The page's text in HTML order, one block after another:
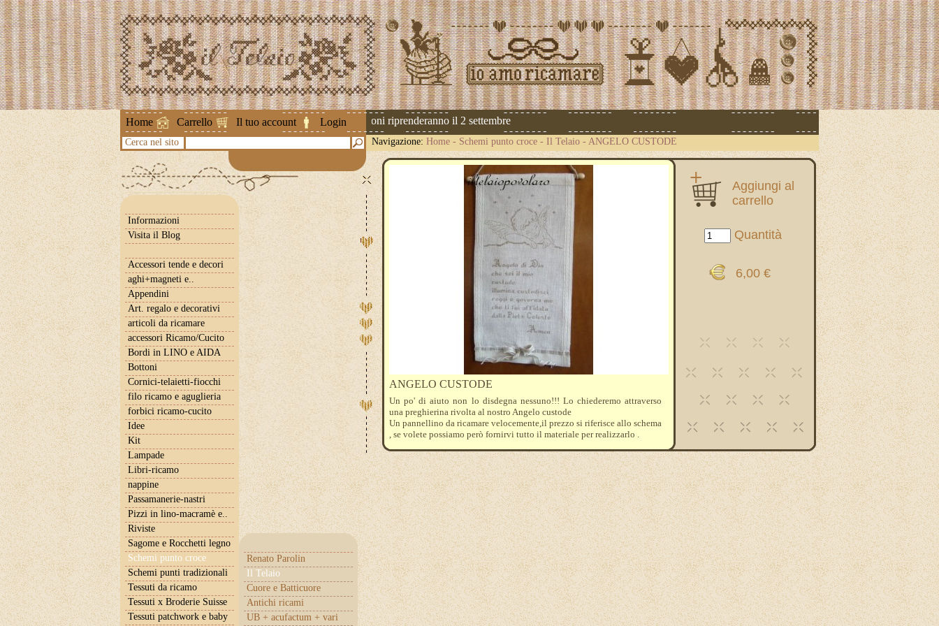
Home Carrello Il tuo account Login
Attenzione ! Le spedizioni riprenderanno il 2 settembre
Cerca nel sito Navigazione: Home - Schemi punto croce - Il Telaio - ANGELO CUSTODE
Informazioni
Visita il Blog
Accessori tende e decori
aghi+magneti e..
Appendini
Art. regalo e decorativi
articoli da ricamare
accessori Ricamo/Cucito
Bordi in LINO e AIDA
Bottoni
Cornici-telaietti-fiocchi
filo ricamo e aguglieria
forbici ricamo-cucito
Idee
Kit
Lampade
Libri-ricamo
nappine
Passamanerie-nastri
Pizzi in lino-macramè e..
Riviste
Sagome e Rocchetti legno
Schemi punto croce
Renato Parolin
Il Telaio
Cuore e Batticuore
Antichi ricami
UB + acufactum + vari
Schemi punti tradizionali
Tessuti da ricamo
Tessuti x Broderie Suisse
Tessuti patchwork e baby
Aggiungi al
carrello
Quantità
6,00 €
ANGELO CUSTODE
Un po' di aiuto non lo disdegna nessuno!!! Lo chiederemo attraverso
una preghierina rivolta al nostro Angelo custode
Un pannellino da ricamare velocemente,il prezzo si riferisce allo schema
, se volete possiamo però fornirvi tutto il materiale per realizzarlo .